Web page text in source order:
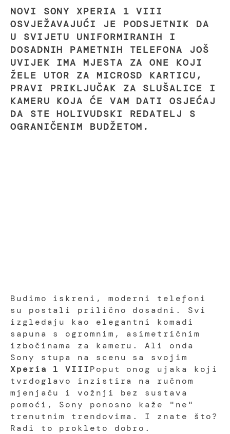
NOVI SONY XPERIA 1 VIII
OSVJEŽAVAJUĆI JE PODSJETNIK DA
U SVIJETU UNIFORMIRANIH I
DOSADNIH PAMETNIH TELEFONA JOŠ
UVIJEK IMA MJESTA ZA ONE KOJI
ŽELE UTOR ZA MICROSD KARTICU,
PRAVI PRIKLJUČAK ZA SLUŠALICE I
KAMERU KOJA ĆE VAM DATI OSJEĆAJ
DA STE HOLIVUDSKI REDATELJ S
OGRANIČENIM BUDŽETOM.
Budimo iskreni, moderni telefoni
su postali prilično dosadni. Svi
izgledaju kao elegantni komadi
sapuna s ogromnim, asimetričnim
izbočinama za kameru. Ali onda
Sony stupa na scenu sa svojim
Xperia 1 VIIIPoput onog ujaka koji
tvrdoglavo inzistira na ručnom
mjenjaču i vožnji bez sustava
pomoći, Sony ponosno kaže "ne"
trenutnim trendovima. I znate što?
Radi to prokleto dobro.